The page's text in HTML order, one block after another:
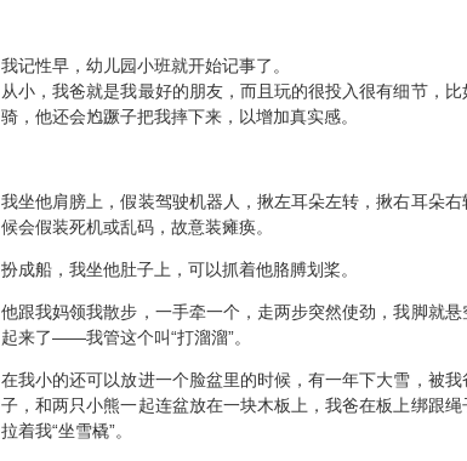
我记性早，幼儿园小班就开始记事了。
从小，我爸就是我最好的朋友，而且玩的很投入很有细节，比
骑，他还会尥蹶子把我摔下来，以增加真实感。
我坐他肩膀上，假装驾驶机器人，揪左耳朵左转，揪右耳朵右
候会假装死机或乱码，故意装瘫痪。
扮成船，我坐他肚子上，可以抓着他胳膊划桨。
他跟我妈领我散步，一手牵一个，走两步突然使劲，我脚就悬
起来了——我管这个叫“打溜溜”。
在我小的还可以放进一个脸盆里的时候，有一年下大雪，被我
子，和两只小熊一起连盆放在一块木板上，我爸在板上绑跟绳
拉着我“坐雪橇”。